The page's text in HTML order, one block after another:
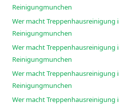
Reinigungmunchen
Wer macht Treppenhausreinigung
Reinigungmunchen
Wer macht Treppenhausreinigung
Reinigungmunchen
Wer macht Treppenhausreinigung
Reinigungmunchen
Wer macht